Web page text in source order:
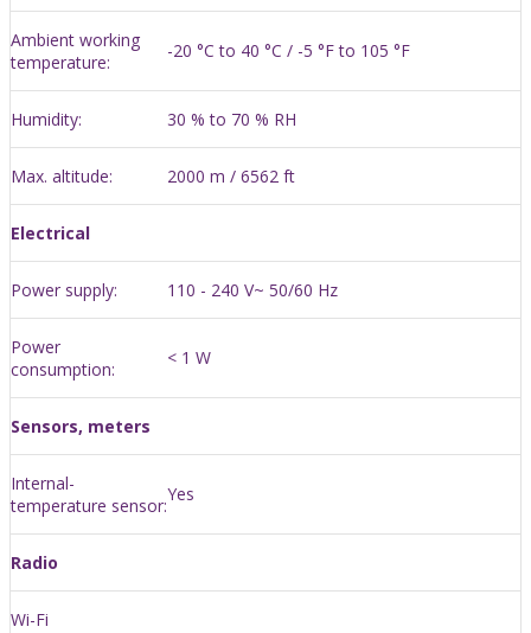
Ambient working
temperature:
-20 °C to 40 °C / -5 °F to 105 °F
Humidity: 30 % to 70 % RH
Max. altitude: 2000 m / 6562 ft
Electrical
Power supply: 110 - 240 V~ 50/60 Hz
Power
consumption:
< 1 W
Sensors, meters
Internal-
temperature sensor:
Yes
Radio
Wi-Fi